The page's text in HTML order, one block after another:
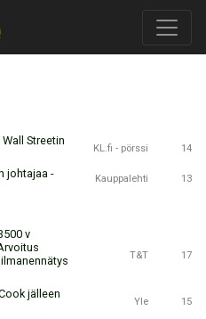
Streetin
KL.fi - pörssi 14
johtajaa - Kauppalehti 13
v
T&T 17
jälleen
Yle 15